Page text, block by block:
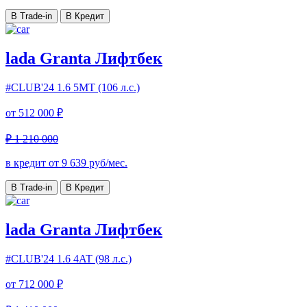
В Trade-in В Кредит
lada Granta Лифтбек
#CLUB'24 1.6 5МТ (106 л.с.)
от 512 000 ₽
₽ 1 210 000
в кредит от 9 639 руб/мес.
В Trade-in В Кредит
lada Granta Лифтбек
#CLUB'24 1.6 4AT (98 л.с.)
от 712 000 ₽